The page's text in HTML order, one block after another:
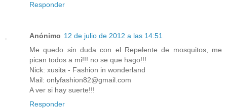
Responder
Anónimo 12 de julio de 2012 a las 14:51
Me quedo sin duda con el Repelente de mosquitos, me
pican todos a mi!!! no se que hago!!!
Nick: xusita - Fashion in wonderland
Mail: onlyfashion82@gmail.com
A ver si hay suerte!!!
Responder